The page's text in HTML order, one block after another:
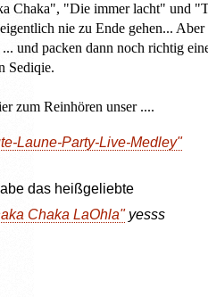
Chaka", "Die immer lacht" und
nie zu Ende gehen...
... und packen dann noch richtig
Sediqie.
zum Reinhören unser ....
Laune-Party-Live-Medley"
das heißgeliebte
Chaka LaOhla"yesss